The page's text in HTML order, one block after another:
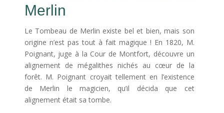
Merlin
Le Tombeau de Merlin existe bel et bien, mais son
origine n’est pas tout à fait magique ! En 1820, M.
Poignant, juge à la Cour de Montfort, découvre un
alignement de mégalithes nichés au cœur de la
forêt. M. Poignant croyait tellement en l’existence
de Merlin le magicien, qu’il décida que cet
alignement était sa tombe.